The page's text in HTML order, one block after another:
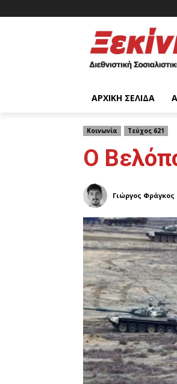
ΑΡΧΙΚΉ ΣΕΛΊΔΑ
Κοινωνία Τεύχος 621
Ο
Γιώργος Φράγκος